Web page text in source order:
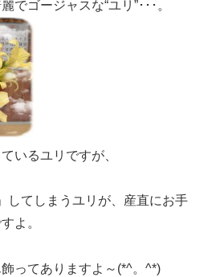
でゴージャスな“ユリ”･･･。
いるユリですが、
してしまうユリが、産直にお手
よ。
ってありますよ～(*^。^*)